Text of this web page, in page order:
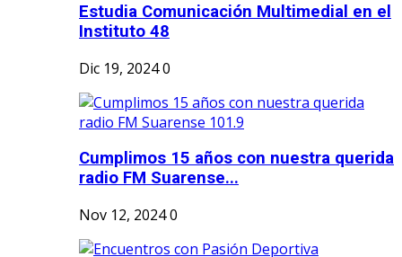
Estudia Comunicación Multimedial en el
Instituto 48
Dic 19, 20240
Cumplimos 15 años con nuestra querida
radio FM Suarense...
Nov 12, 20240